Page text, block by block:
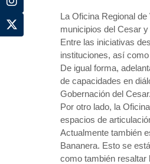
La Oficina Regional
municipios del Cesar
Entre las iniciativas
instituciones, así
De igual forma,
de capacidades en
Gobernación del Cesar.
Por otro lado, la
espacios de
Actualmente también
Bananera. Esto se
como también resaltar